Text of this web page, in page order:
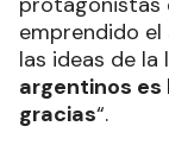
emprendido
las ideas de la
argentinos es
gracias“.